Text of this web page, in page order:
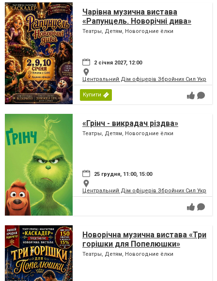
Чарівна музична вистава
«Рапунцель. Новорічні дива»
Театры, Детям, Новогодние ёлки
2 січня 2027, 12:00
Центральний Дім офіцерів Збройних Сил
Купити
«Грінч - викрадач різдва»
Театры, Детям, Новогодние ёлки
25 грудня, 11:00, 15:00
Центральний Дім офіцерів Збройних Сил
Новорічна музична вистава «Три
горішки для Попелюшки»
Театры, Детям, Новогодние ёлки